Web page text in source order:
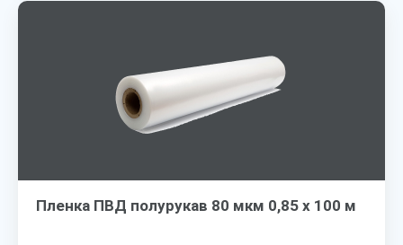
Пленка ПВД полурукав 80 мкм 0,85 х 100 м